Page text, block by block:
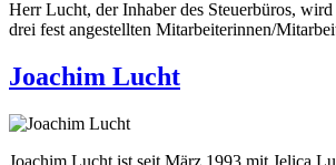
Herr Lucht, der Inhaber des Steuerbüros,
drei fest angestellten Mitarbeiterinnen/
Joachim Lucht
Joachim Lucht ist seit März 1993 mit Jelica